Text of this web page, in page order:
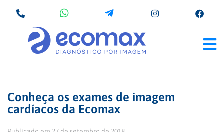
Conheça os exames de imagem
cardíacos da Ecomax